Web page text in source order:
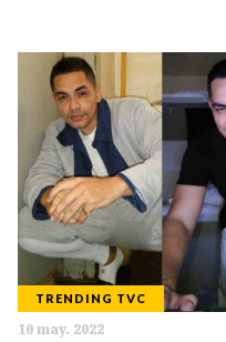
TRENDING TVC
10 may. 2022